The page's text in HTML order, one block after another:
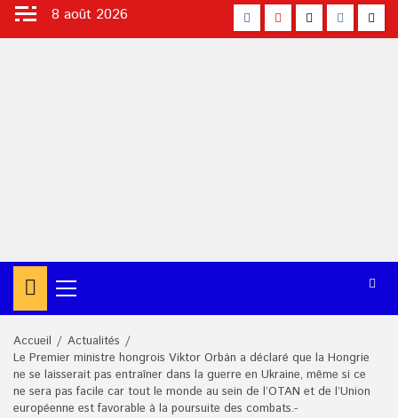
Aller
8 août 2026 facebookYoutube
X
Menu
principal
Accueil
Actualités
Le Premier ministre hongrois Viktor Orbán a déclaré que la Hongrie
ne se laisserait pas entraîner dans la guerre en Ukraine, même si ce
ne sera pas facile car tout le monde au sein de l’OTAN et de l’Union
européenne est favorable à la poursuite des combats.-